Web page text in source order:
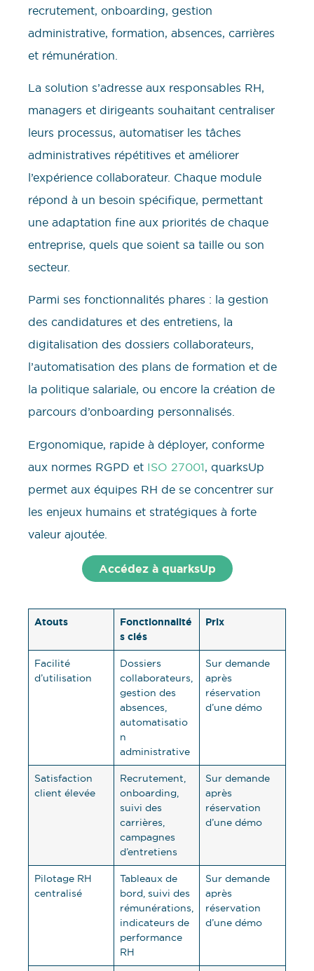
recrutement, onboarding, gestion
administrative, formation, absences, carrières
et rémunération.
La solution s’adresse aux responsables RH,
managers et dirigeants souhaitant centraliser
leurs processus, automatiser les tâches
administratives répétitives et améliorer
l’expérience collaborateur. Chaque module
répond à un besoin spécifique, permettant
une adaptation fine aux priorités de chaque
entreprise, quels que soient sa taille ou son
secteur.
Parmi ses fonctionnalités phares : la gestion
des candidatures et des entretiens, la
digitalisation des dossiers collaborateurs,
l’automatisation des plans de formation et de
la politique salariale, ou encore la création de
parcours d’onboarding personnalisés.
Ergonomique, rapide à déployer, conforme
aux normes RGPD et ISO 27001, quarksUp
permet aux équipes RH de se concentrer sur
les enjeux humains et stratégiques à forte
valeur ajoutée.
Accédez à quarksUp
Atouts
Fonctionnalité
s clés
Prix
Facilité
d’utilisation
Dossiers
collaborateurs,
gestion des
absences,
automatisatio
n
administrative
Sur demande
après
réservation
d’une démo
Satisfaction
client élevée
Recrutement,
onboarding,
suivi des
carrières,
campagnes
d’entretiens
Sur demande
après
réservation
d’une démo
Pilotage RH
centralisé
Tableaux de
bord, suivi des
rémunérations,
indicateurs de
performance
RH
Sur demande
après
réservation
d’une démo